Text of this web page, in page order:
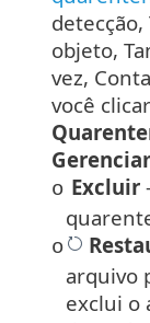
objeto,
vez,
você
o Excluir
o
arquivo
exclui o